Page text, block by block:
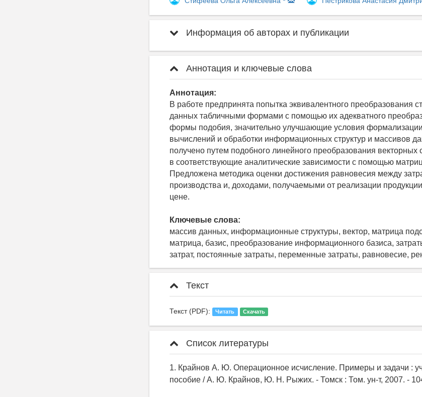
Информация об авторах и публикации
Аннотация и ключевые слова
Аннотация:
В работе предпринята попытка эквивалентного преобразования
данных табличными формами с помощью их адекватного
формы подобия, значительно улучшающие условия
вычислений и обработки информационных структур и массивов
получено путем подобного линейного преобразования векторных
в соответствующие аналитические зависимости с помощью
Предложена методика оценки достижения равновесия между
производства и, доходами, получаемыми от реализации
цене.
Ключевые слова:
массив данных, информационные структуры, вектор, матрица
матрица, базис, преобразование информационного базиса,
затрат, постоянные затраты, переменные затраты, равновесие,
Текст
Текст (PDF): Читать Скачать
Список литературы
1. Крайнов А. Ю. Операционное исчисление. Примеры и задачи :
пособие / А. Ю. Крайнов, Ю. Н. Рыжих. - Томск : Том. ун-т, 2007. -